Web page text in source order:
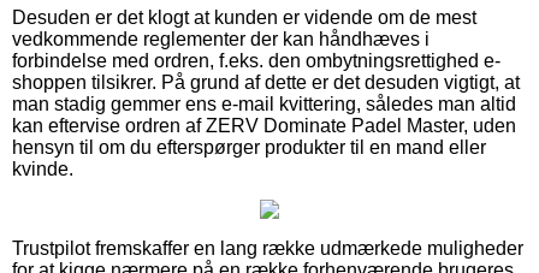
Desuden er det klogt at kunden er vidende om de mest
vedkommende reglementer der kan håndhæves i
forbindelse med ordren, f.eks. den ombytningsrettighed e-
shoppen tilsikrer. På grund af dette er det desuden vigtigt, at
man stadig gemmer ens e-mail kvittering, således man altid
kan eftervise ordren af ZERV Dominate Padel Master, uden
hensyn til om du efterspørger produkter til en mand eller
kvinde.
Trustpilot fremskaffer en lang række udmærkede muligheder